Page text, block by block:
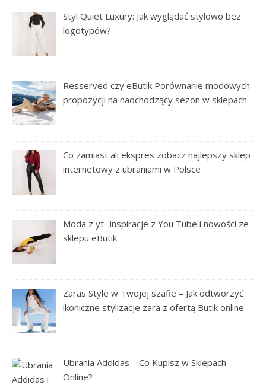
Styl Quiet Luxury: Jak wyglądać stylowo bez
logotypów?
Resserved czy eButik Porównanie modowych
propozycji na nadchodzący sezon w sklepach
Co zamiast ali ekspres zobacz najlepszy sklep
internetowy z ubraniami w Polsce
Moda z yt- inspiracje z You Tube i nowości ze
sklepu eButik
Zaras Style w Twojej szafie – Jak odtworzyć
ikoniczne stylizacje zara z ofertą Butik online
Ubrania Addidas – Co Kupisz w Sklepach
Online?